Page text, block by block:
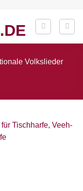
Volkslieder